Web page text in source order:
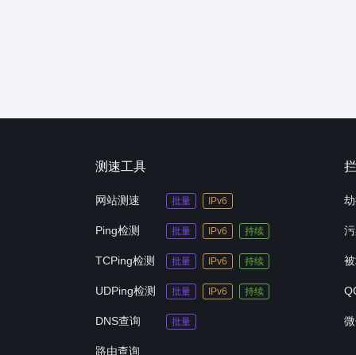
测速工具
网站测速 批量 IPv6
Ping检测 批量 IPv6 持续
TCPing检测 批量 IPv6 持续
UDPing检测 批量 IPv6 持续
DNS查询 批量
路由查询